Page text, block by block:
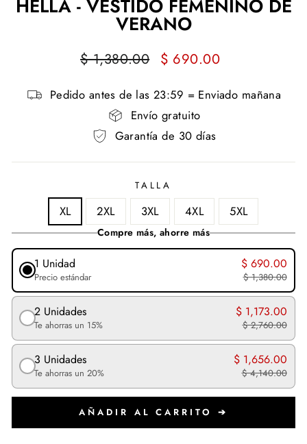
HELLA - VESTIDO FEMENINO DE
VERANO
Precio
$ 1,380.00
Precio
oferta
$ 690.00
Pedido antes de las 23:59 = Enviado mañana
Envío gratuito
Garantía de 30 días
TALLA
XL 2XL 3XL 4XL 5XL
Compre más, ahorre más
1 Unidad
Precio estándar
$ 690.00
$ 1,380.00
2 Unidades
Te ahorras un 15%
$ 1,173.00
$ 2,760.00
3 Unidades
Te ahorras un 20%
$ 1,656.00
$ 4,140.00
AÑADIR AL CARRITO ➔